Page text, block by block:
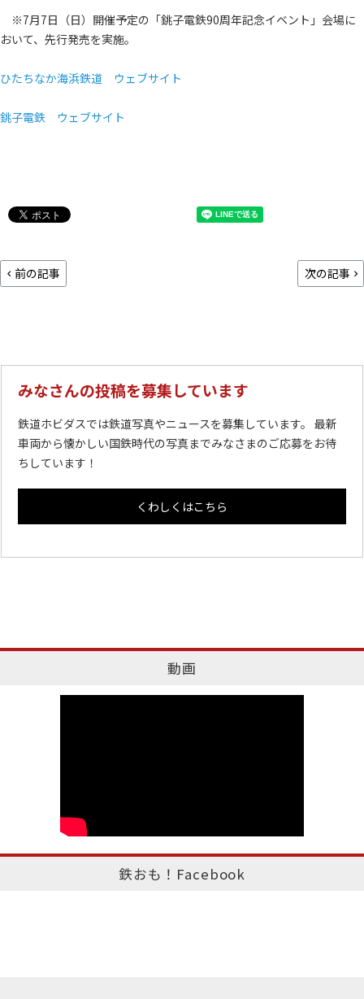
※7月7日（日）開催予定の「銚子電鉄90周年記念イベント」会場に
おいて、先行発売を実施。
ひたちなか海浜鉄道 ウェブサイト
銚子電鉄 ウェブサイト
前の記事 次の記事
みなさんの投稿を募集しています
鉄道ホビダスでは鉄道写真やニュースを募集しています。 最新
車両から懐かしい国鉄時代の写真までみなさまのご応募をお待
ちしています！
くわしくはこちら
動画
鉄おも！Facebook